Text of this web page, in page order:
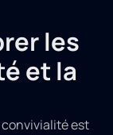
les
et la
est